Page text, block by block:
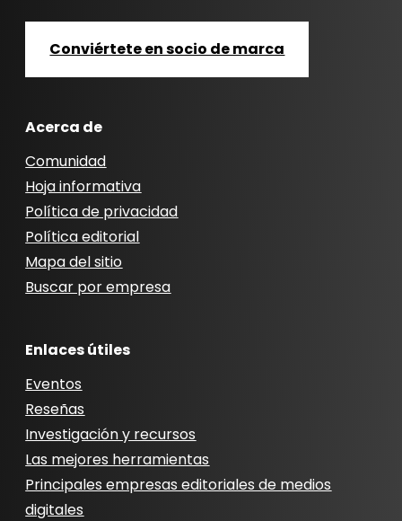
Conviértete en socio de marca
Acerca de
Comunidad
Hoja informativa
Política de privacidad
Política editorial
Mapa del sitio
Buscar por empresa
Enlaces útiles
Eventos
Reseñas
Investigación y recursos
Las mejores herramientas
Principales empresas editoriales de medios
digitales